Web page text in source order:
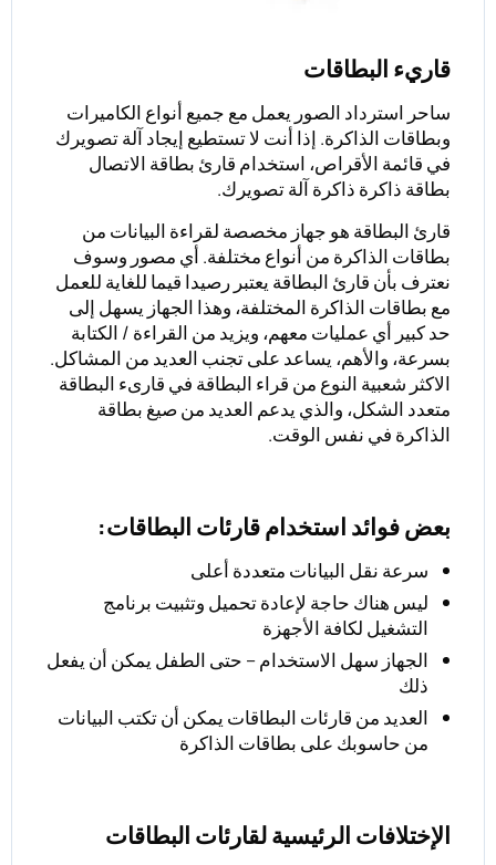
قاريء البطاقات
ساحر استرداد الصور يعمل مع جميع أنواع الكاميرات
وبطاقات الذاكرة. إذا أنت لا تستطيع إيجاد آلة تصويرك
في قائمة الأقراص، استخدام قارئ بطاقة الاتصال
بطاقة ذاكرة ذاكرة آلة تصويرك.
قارئ البطاقة هو جهاز مخصصة لقراءة البيانات من
بطاقات الذاكرة من أنواع مختلفة. أي مصور وسوف
نعترف بأن قارئ البطاقة يعتبر رصيدا قيما للغاية للعمل
مع بطاقات الذاكرة المختلفة، وهذا الجهاز يسهل إلى
حد كبير أي عمليات معهم، ويزيد من القراءة / الكتابة
بسرعة، والأهم، يساعد على تجنب العديد من المشاكل.
الاكثر شعبية النوع من قراء البطاقة في قارىء البطاقة
متعدد الشكل، والذي يدعم العديد من صيغ بطاقة
الذاكرة في نفس الوقت.
بعض فوائد استخدام قارئات البطاقات:
سرعة نقل البيانات متعددة أعلى
ليس هناك حاجة لإعادة تحميل وتثبيت برنامج
التشغيل لكافة الأجهزة
الجهاز سهل الاستخدام – حتى الطفل يمكن أن يفعل
ذلك
العديد من قارئات البطاقات يمكن أن تكتب البيانات
من حاسوبك على بطاقات الذاكرة
الإختلافات الرئيسية لقارئات البطاقات